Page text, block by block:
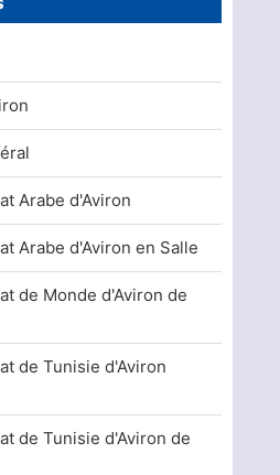
Arabe d'Aviron
Arabe d'Aviron en Salle
de Monde d'Aviron de
de Tunisie d'Aviron
de Tunisie d'Aviron de